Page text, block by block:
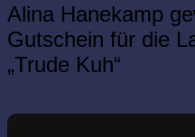
Alina Hanekamp
Gutschein für die
„Trude Kuh“